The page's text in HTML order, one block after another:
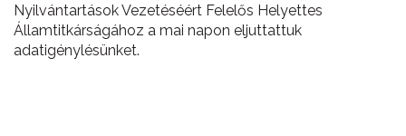
Nyilvántartások Vezetéséért Felelős Helyettes
Államtitkárságához a mai napon eljuttattuk
adatigénylésünket.